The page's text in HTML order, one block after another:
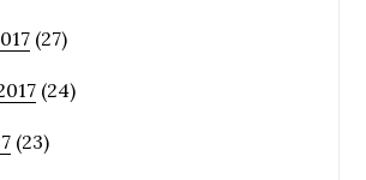
(27)
(24)
(23)